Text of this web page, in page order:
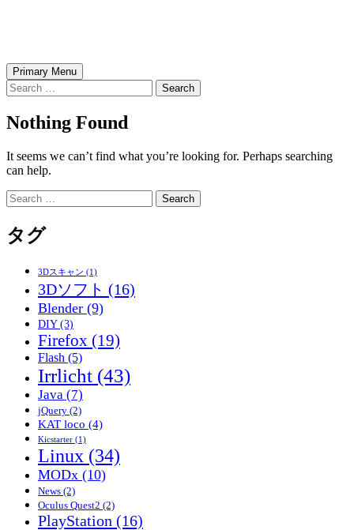
Search
Primary Menu
Search
for:
Nothing Found
It seems we can’t find what you’re looking for. Perhaps searching
can help.
Search
for:
タグ
3Dスキャン (1)
3Dソフト (16)
Blender (9)
DIY(3)
Firefox (19)
Flash (5)
Irrlicht (43)
Java (7)
jQuery (2)
KAT loco (4)
Kicstarter (1)
Linux (34)
MODx (10)
News (2)
Oculus Quest2 (2)
PlayStation (16)